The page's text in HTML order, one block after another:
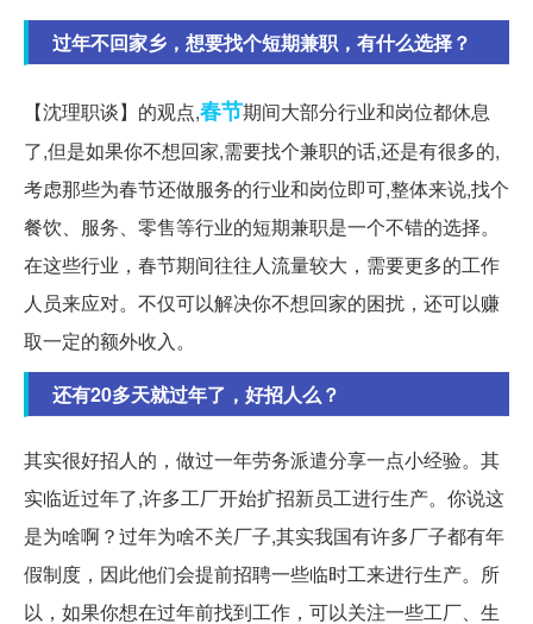
过年不回家乡，想要找个短期兼职，有什么选择？
【沈理职谈】的观点,春节期间大部分行业和岗位都休息
了,但是如果你不想回家,需要找个兼职的话,还是有很多的,
考虑那些为春节还做服务的行业和岗位即可,整体来说,找个
餐饮、服务、零售等行业的短期兼职是一个不错的选择。
在这些行业，春节期间往往人流量较大，需要更多的工作
人员来应对。不仅可以解决你不想回家的困扰，还可以赚
取一定的额外收入。
还有20多天就过年了，好招人么？
其实很好招人的，做过一年劳务派遣分享一点小经验。其
实临近过年了,许多工厂开始扩招新员工进行生产。你说这
是为啥啊？过年为啥不关厂子,其实我国有许多厂子都有年
假制度，因此他们会提前招聘一些临时工来进行生产。所
以，如果你想在过年前找到工作，可以关注一些工厂、生